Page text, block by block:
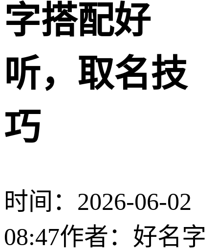
字搭配好
听，取名技
巧
时间：2026-06-02
08:47作者：好名字